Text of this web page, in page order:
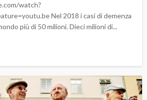
watch?
Nel 2018 i casi di demenza
più di 50 milioni. Dieci milioni di...